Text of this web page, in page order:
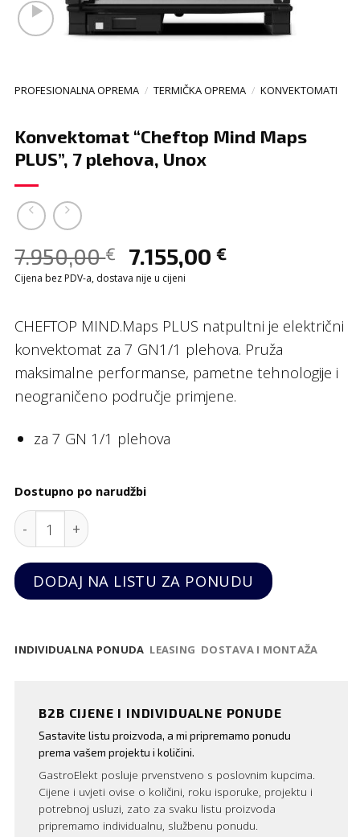
PROFESIONALNA OPREMA / TERMIČKA OPREMA / KONVEKTOMATI
Konvektomat “Cheftop Mind Maps
PLUS”, 7 plehova, Unox
7.950,00€ 7.155,00 €
Cijena bez PDV-a, dostava nije u cijeni
CHEFTOP MIND.Maps PLUS natpultni je električni
konvektomat za 7 GN1/1 plehova. Pruža
maksimalne performanse, pametne tehnologije i
neograničeno područje primjene.
za 7 GN 1/1 plehova
Dostupno po narudžbi
Konvektomat "Cheftop Mind Maps PLUS", 7
DODAJ NA LISTU ZA PONUDU
INDIVIDUALNA PONUDA LEASING DOSTAVA I MONTAŽA
B2B CIJENE I INDIVIDUALNE PONUDE
Sastavite listu proizvoda, a mi pripremamo ponudu
prema vašem projektu i količini.
GastroElekt posluje prvenstveno s poslovnim kupcima.
Cijene i uvjeti ovise o količini, roku isporuke, projektu i
potrebnoj usluzi, zato za svaku listu proizvoda
pripremamo individualnu, službenu ponudu.